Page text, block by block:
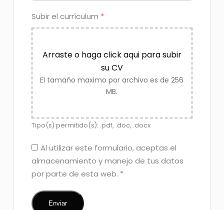
Subir el currículum *
Arraste o haga click aqui para subir
su CV
El tamaño maximo por archivo es de 256
MB.
Tipo(s) permitido(s): .pdf, .doc, .docx
Al utilizar este formulario, aceptas el
almacenamiento y manejo de tus datos
por parte de esta web. *